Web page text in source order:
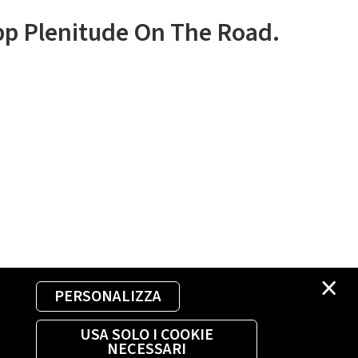
×
PERSONALIZZA
USA SOLO I COOKIE
NECESSARI
Plenitude On The Road.